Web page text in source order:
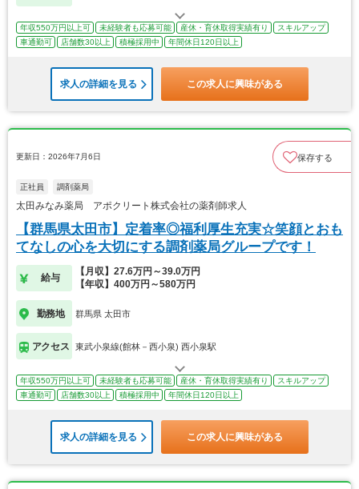
年収550万円以上可 未経験者も応募可能 産休・育休取得実績有り
スキルアップ
車通勤可
店舗数30以上 積極採用中 年間休日120日以上
求人の詳細を見る この求人に興味がある
更新日：2026年7月6日 保存する
正社員 調剤薬局
太田みなみ薬局 アポクリート株式会社の薬剤師求人
【群馬県太田市】定着率◎福利厚生充実☆笑顔とおも
てなしの心を大切にする調剤薬局グループです！
給与
【月収】27.6万円～39.0万円
【年収】400万円～580万円
勤務地 群馬県 太田市
アクセス 東武小泉線(館林－西小泉) 西小泉駅
年収550万円以上可 未経験者も応募可能 産休・育休取得実績有り
スキルアップ
車通勤可
店舗数30以上 積極採用中 年間休日120日以上
求人の詳細を見る この求人に興味がある